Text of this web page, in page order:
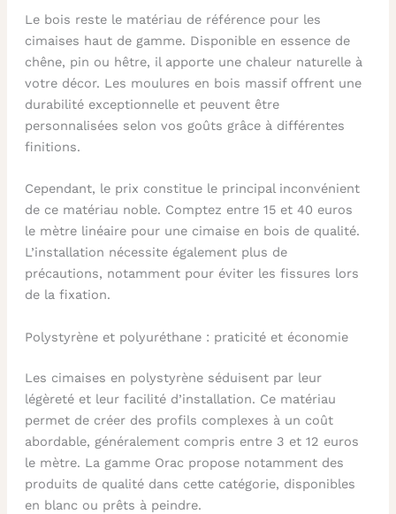
Le bois reste le matériau de référence pour les
cimaises haut de gamme. Disponible en essence de
chêne, pin ou hêtre, il apporte une chaleur naturelle à
votre décor. Les moulures en bois massif offrent une
durabilité exceptionnelle et peuvent être
personnalisées selon vos goûts grâce à différentes
finitions.
Cependant, le prix constitue le principal inconvénient
de ce matériau noble. Comptez entre 15 et 40 euros
le mètre linéaire pour une cimaise en bois de qualité.
L’installation nécessite également plus de
précautions, notamment pour éviter les fissures lors
de la fixation.
Polystyrène et polyuréthane : praticité et économie
Les cimaises en polystyrène séduisent par leur
légèreté et leur facilité d’installation. Ce matériau
permet de créer des profils complexes à un coût
abordable, généralement compris entre 3 et 12 euros
le mètre. La gamme Orac propose notamment des
produits de qualité dans cette catégorie, disponibles
en blanc ou prêts à peindre.